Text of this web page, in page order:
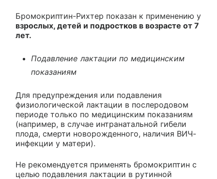
Бромокриптин-Рихтер показан к применению у
взрослых, детей и подростков в возрасте от 7
лет.
Подавление лактации по медицинским
показаниям
Для предупреждения или подавления
физиологической лактации в послеродовом
периоде только по медицинским показаниям
(например, в случае интранатальной гибели
плода, смерти новорожденного, наличия ВИЧ-
инфекции у матери).
Не рекомендуется применять бромокриптин с
целью подавления лактации в рутинной